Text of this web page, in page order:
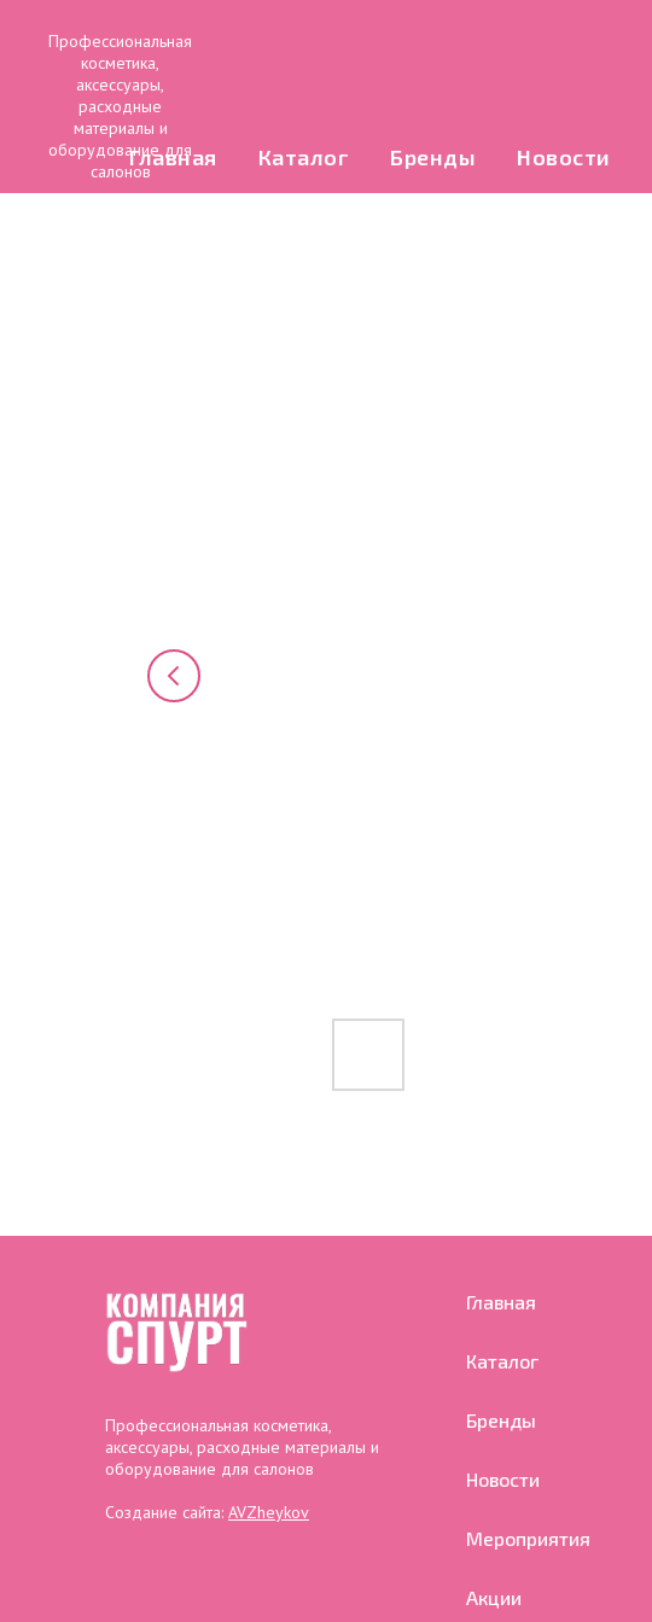
Профессиональная
косметика,
аксессуары,
расходные
материалы и
оборудование для
салонов
Главная Каталог Бренды Новости
Профессиональная косметика,
аксессуары, расходные материалы и
оборудование для салонов
Создание сайта: AVZheykov
Главная
Каталог
Бренды
Новости
Мероприятия
Акции